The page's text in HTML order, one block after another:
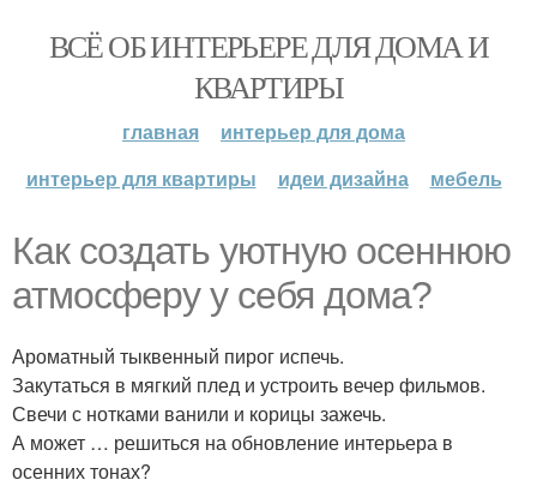
ВСЁ ОБ ИНТЕРЬЕРЕ ДЛЯ ДОМА И
КВАРТИРЫ
главная
интерьер для дома
интерьер для квартиры
идеи дизайна мебель
Как создать уютную осеннюю
атмосферу у себя дома?
Ароматный тыквенный пирог испечь.
Закутаться в мягкий плед и устроить вечер фильмов.
Свечи с нотками ванили и корицы зажечь.
А может … решиться на обновление интерьера в
осенних тонах?